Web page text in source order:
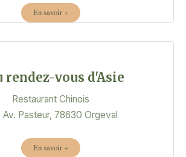
En savoir +
rendez-vous d'Asie
Restaurant Chinois
Av. Pasteur, 78630 Orgeval
En savoir +